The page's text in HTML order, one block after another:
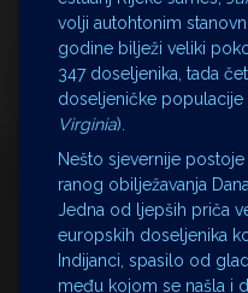
volji autohtonim
godine bilježi veliki
347 doseljenika, tada
doseljeničke populacije
Virginia).
Nešto sjevernije
ranog obilježavanja
Jedna od ljepših priča
europskih doseljenika
Indijanci, spasilo od
među kojom se našla i